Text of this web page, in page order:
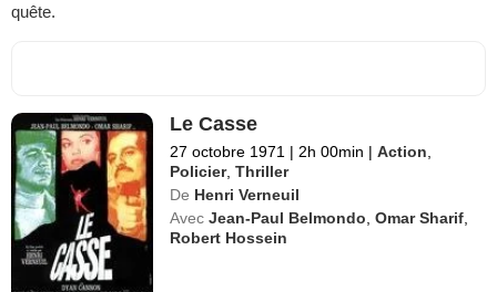
quête.
Le Casse
27 octobre 1971 | 2h 00min | Action
Policier,Thriller
De Henri Verneuil
Avec Jean-Paul Belmondo ,Omar Sharif
Robert Hossein